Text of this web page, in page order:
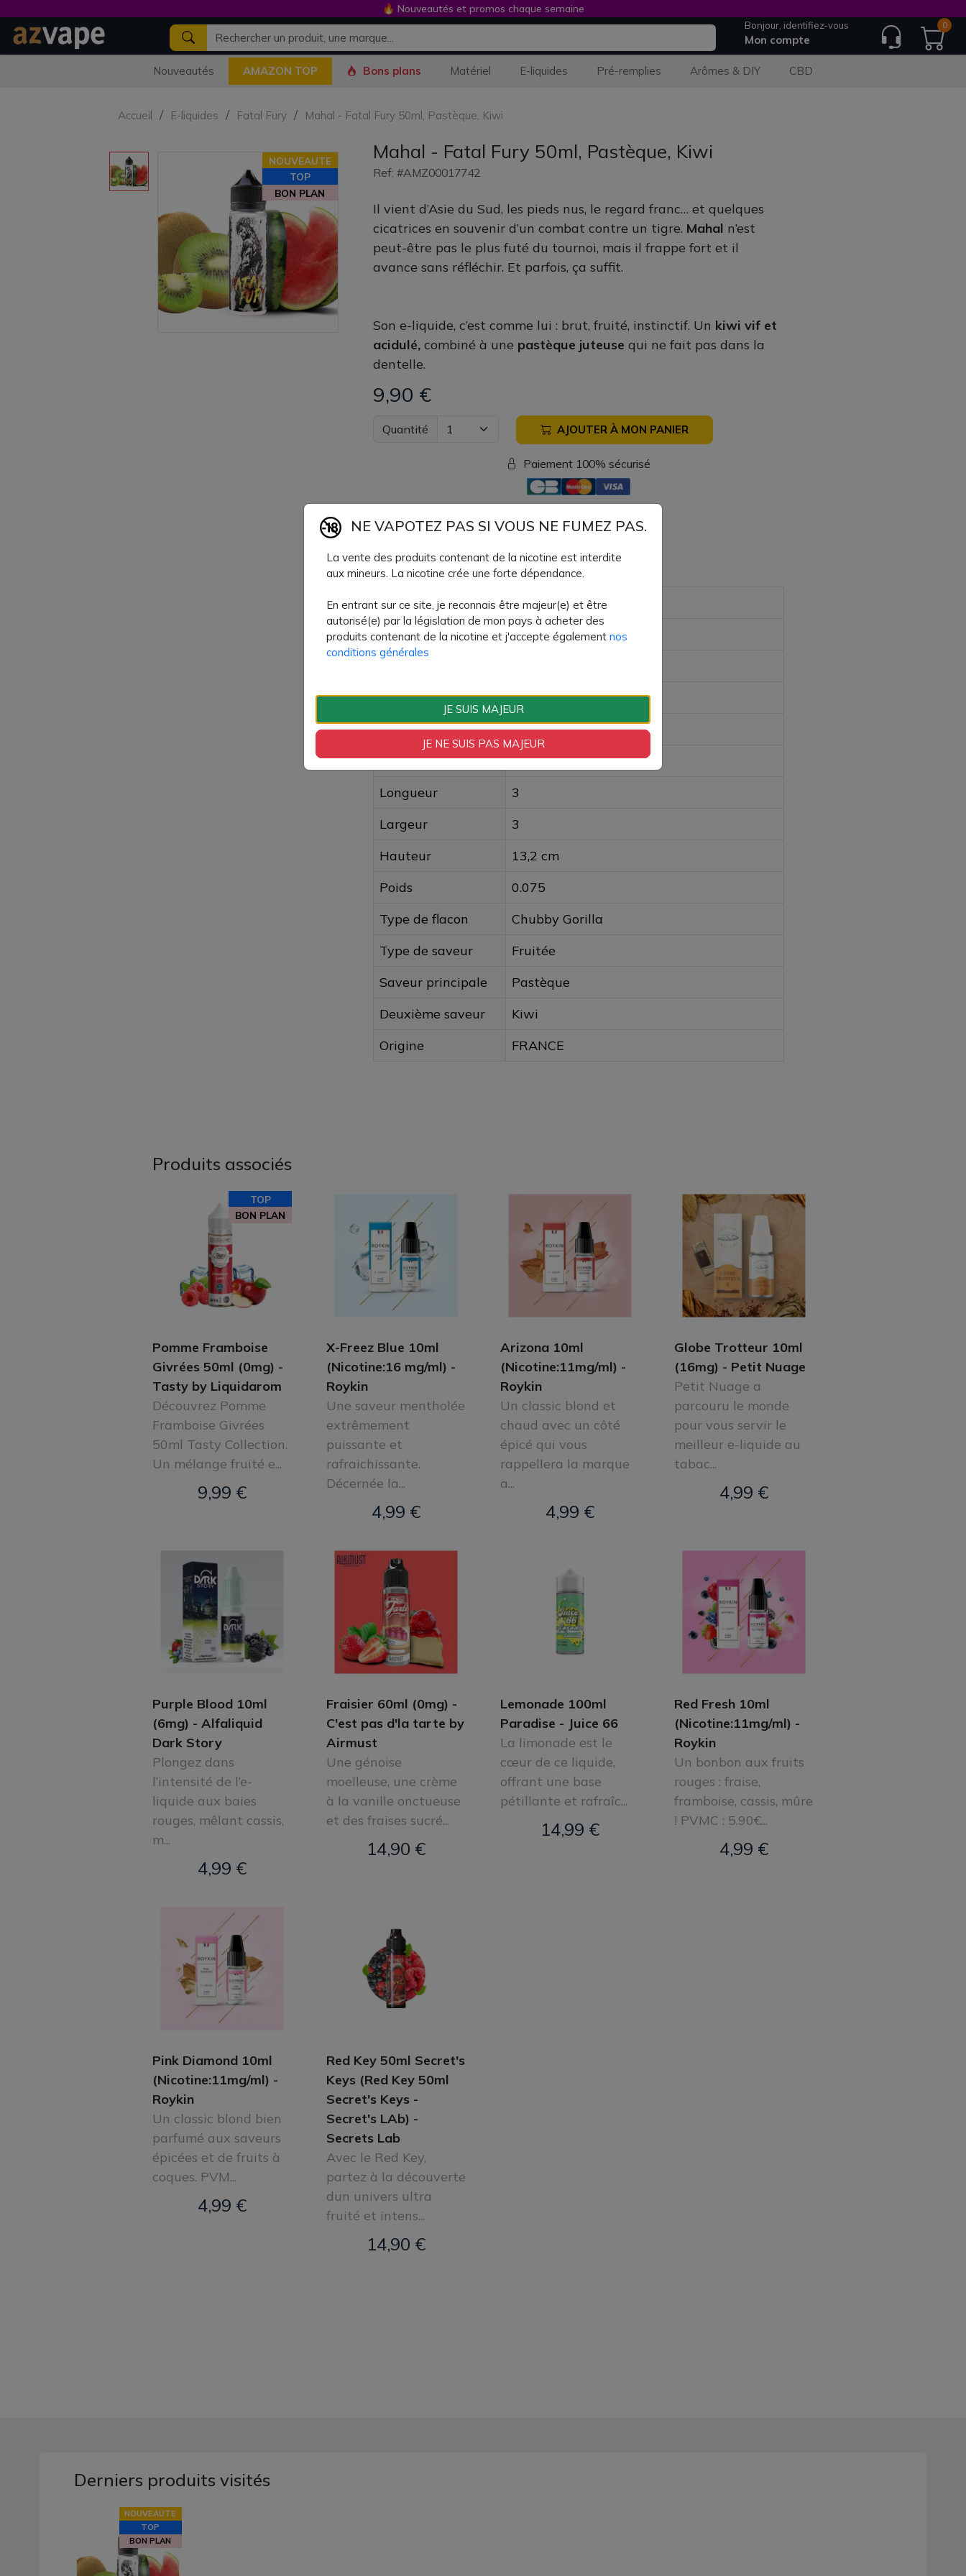
Bonjour, identifiez-vous
Mon compte
0
Nouveautés AMAZON TOP Bons plans Matériel E-liquides Pré-remplies Arômes & DIY CBD
Accueil E-liquides Fatal Fury Mahal - Fatal Fury 50ml, Pastèque, Kiwi
NOUVEAUTE
TOP
BON PLAN
Mahal - Fatal Fury 50ml, Pastèque, Kiwi
Ref: #AMZ00017742
Il vient d’Asie du Sud, les pieds nus, le regard franc… et quelques
cicatrices en souvenir d’un combat contre un tigre. Mahal n’est
peut-être pas le plus futé du tournoi, mais il frappe fort et il
avance sans réfléchir. Et parfois, ça suffit.
Son e-liquide, c’est comme lui : brut, fruité, instinctif. Un kiwi vif et
acidulé,combiné à une pastèque juteuse qui ne fait pas dans la
dentelle.
9,90 €
Quantité AJOUTER À MON PANIER
Paiement 100% sécurisé
Fiche technique
Contenance Flacon
50ml
Format Flacon
60ml
Type de Produit
Liquide
Format logistique
Fiole unitaire 50ml
Quantité par pack
1 pièce
Longueur
3
Largeur
3
Hauteur
13,2 cm
Poids
0.075
Type de flacon
Chubby Gorilla
Type de saveur
Fruitée
Saveur principale
Pastèque
Deuxième saveur
Kiwi
Origine
FRANCE
Produits associés
TOP
BON PLAN
Pomme Framboise
Givrées 50ml (0mg) -
Tasty by Liquidarom
Découvrez Pomme
Framboise Givrées
50ml Tasty Collection.
Un mélange fruité e...
9,99 €
X-Freez Blue 10ml
(Nicotine:16 mg/ml) -
Roykin
Une saveur mentholée
extrêmement
puissante et
rafraichissante.
Décernée la...
4,99 €
Arizona 10ml
(Nicotine:11mg/ml) -
Roykin
Un classic blond et
chaud avec un côté
épicé qui vous
rappellera la marque
a...
4,99 €
Globe Trotteur 10ml
(16mg) - Petit Nuage
Petit Nuage a
parcouru le monde
pour vous servir le
meilleur e-liquide au
tabac...
4,99 €
Purple Blood 10ml
(6mg) - Alfaliquid
Dark Story
Plongez dans
l’intensité de l’e-
liquide aux baies
rouges, mêlant cassis,
m...
4,99 €
Fraisier 60ml (0mg) -
C'est pas d'la tarte by
Airmust
Une génoise
moelleuse, une crème
à la vanille onctueuse
et des fraises sucré...
14,90 €
Lemonade 100ml
Paradise - Juice 66
La limonade est le
cœur de ce liquide,
offrant une base
pétillante et rafraîc...
14,99 €
Red Fresh 10ml
(Nicotine:11mg/ml) -
Roykin
Un bonbon aux fruits
rouges : fraise,
framboise, cassis, mûre
! PVMC : 5.90€...
4,99 €
Pink Diamond 10ml
(Nicotine:11mg/ml) -
Roykin
Un classic blond bien
parfumé aux saveurs
épicées et de fruits à
coques. PVM...
4,99 €
Red Key 50ml Secret's
Keys (Red Key 50ml
Secret's Keys -
Secret's LAb) -
Secrets Lab
Avec le Red Key,
partez à la découverte
dun univers ultra
fruité et intens...
14,90 €
Derniers produits visités
NOUVEAUTE
TOP
BON PLAN
🔥 Nouveautés et promos chaque semaine
NE VAPOTEZ PAS SI VOUS NE FUMEZ PAS.
La vente des produits contenant de la nicotine est interdite
aux mineurs. La nicotine crée une forte dépendance.
En entrant sur ce site, je reconnais être majeur(e) et être
autorisé(e) par la législation de mon pays à acheter des
produits contenant de la nicotine et j'accepte également nos
conditions générales
JE SUIS MAJEUR
JE NE SUIS PAS MAJEUR